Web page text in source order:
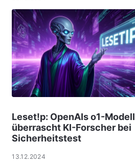
Leset!p: OpenAIs o1-Modell
überrascht KI-Forscher bei
Sicherheitstest
13.12.2024